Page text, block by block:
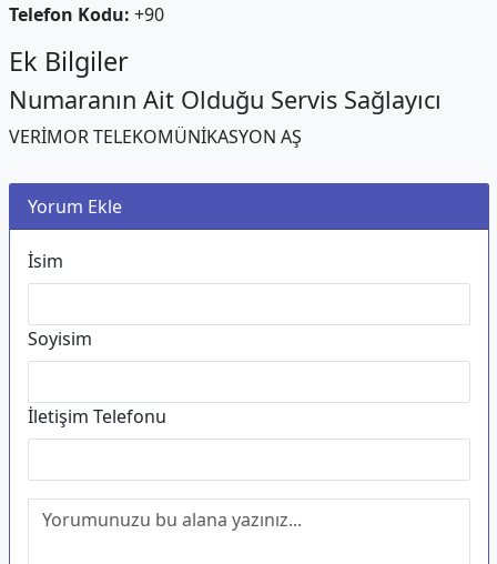
Telefon Kodu: +90
Ek Bilgiler
Numaranın Ait Olduğu Servis Sağlayıcı
VERİMOR TELEKOMÜNİKASYON AŞ
Yorum Ekle
İsim
Soyisim
İletişim Telefonu